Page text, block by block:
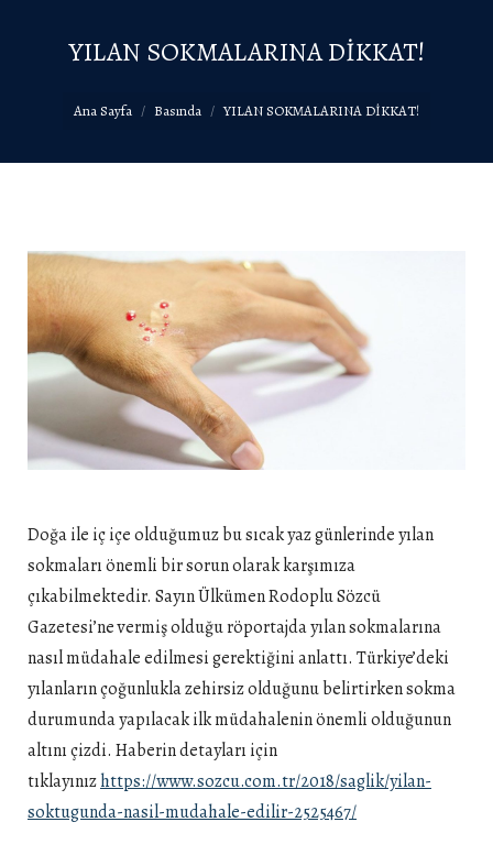
YILAN SOKMALARINA DİKKAT!
Ana Sayfa Basında YILAN SOKMALARINA DİKKAT!
Doğa ile iç içe olduğumuz bu sıcak yaz günlerinde yılan
sokmaları önemli bir sorun olarak karşımıza
çıkabilmektedir. Sayın Ülkümen Rodoplu Sözcü
Gazetesi’ne vermiş olduğu röportajda yılan sokmalarına
nasıl müdahale edilmesi gerektiğini anlattı. Türkiye’deki
yılanların çoğunlukla zehirsiz olduğunu belirtirken sokma
durumunda yapılacak ilk müdahalenin önemli olduğunun
altını çizdi. Haberin detayları için
tıklayınızhttps://www.sozcu.com.tr/2018/saglik/yilan-
soktugunda-nasil-mudahale-edilir-2525467/